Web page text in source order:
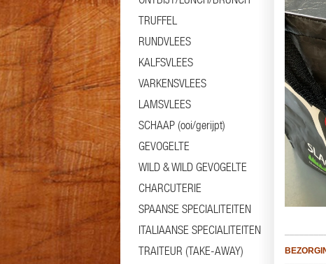
TRUFFEL
RUNDVLEES
KALFSVLEES
VARKENSVLEES
LAMSVLEES
SCHAAP (ooi/gerijpt)
GEVOGELTE
WILD & WILD GEVOGELTE
CHARCUTERIE
SPAANSE SPECIALITEITEN
ITALIAANSE SPECIALITEITEN
TRAITEUR (TAKE-AWAY)